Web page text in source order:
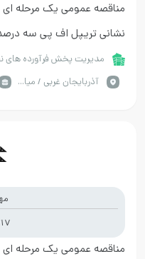
نشانی تریپل اف پی سه
مدیریت پخش فرآورده های
آذربايجان غربي / میاندوآب
مناقصه عمومی یک مرحله ای